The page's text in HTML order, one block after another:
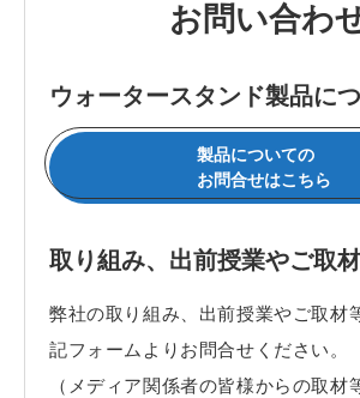
お問い合わ
ウォータースタンド製品に
製品についての
お問合せはこちら
取り組み、出前授業やご取
弊社の取り組み、出前授業やご取材
記フォームよりお問合せください。
（メディア関係者の皆様からの取材